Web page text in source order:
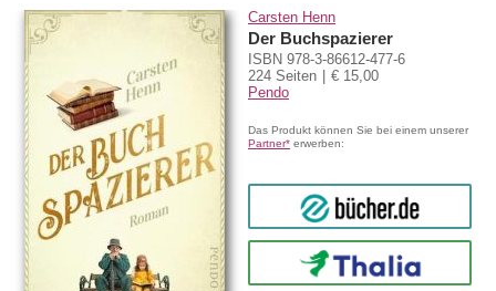
Carsten Henn
Der Buchspazierer
ISBN 978-3-86612-477-6
224 Seiten
€ 15,00
Pendo
Das Produkt können Sie bei einem unserer
Partner* erwerben:
bücher.de
Thalia